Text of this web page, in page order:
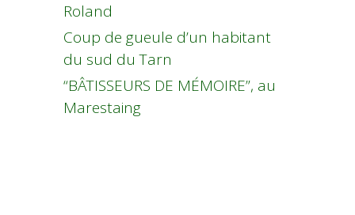
Roland
Coup de gueule d’un habitant
du sud du Tarn
“BÂTISSEURS DE MÉMOIRE”, au
Marestaing